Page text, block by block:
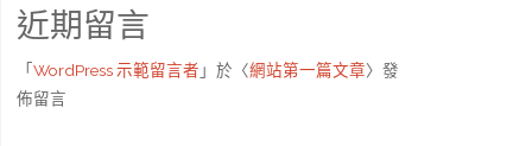
近期留言
「WordPress 示範留言者 」於〈網站第一篇文章〉發
佈留言